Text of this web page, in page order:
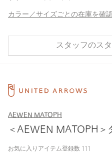
カラー／サイズごとの在庫を確
スタッフのス
AEWEN MATOPH
＜AEWEN MATOPH＞
お気に入りアイテム登録数 111